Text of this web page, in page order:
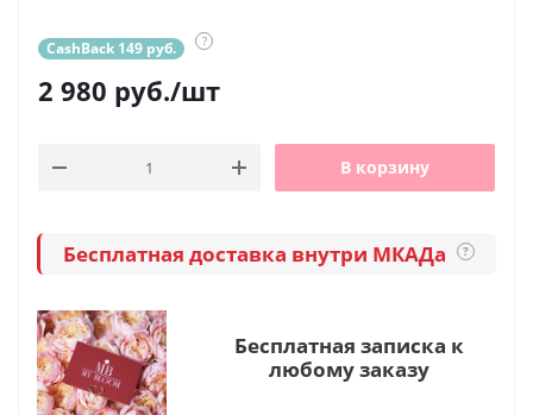
CashBack 149 руб. ?
2 980 руб./шт
В корзину
Бесплатная доставка внутри МКАДа ?
Бесплатная записка к
любому заказу